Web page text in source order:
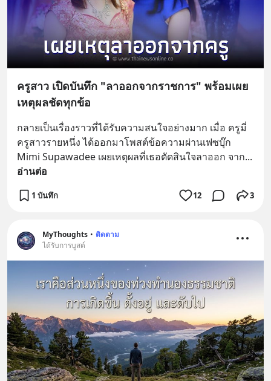
ครูสาว เปิดบันทึก "ลาออกจากราชการ" พร้อมเผย
เหตุผลชัดทุกข้อ
กลายเป็นเรื่องราวที่ได้รับความสนใจอย่างมาก เมื่อ ครูมี่
ครูสาวรายหนึ่ง ได้ออกมาโพสต์ข้อความผ่านเฟซบุ๊ก
Mimi Supawadee เผยเหตุผลที่เธอตัดสินใจลาออก จาก
อ่านต่อ
1 บันทึก 12 3
MyThoughts • ติดตาม
ได้รับการบูสต์